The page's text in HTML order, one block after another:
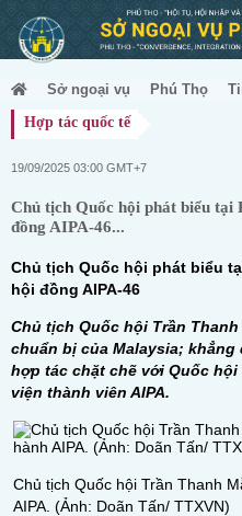
Sở ngoại vụ Phú Thọ
Hợp tác quốc tế
19/09/2025 03:00 GMT+7
Chủ tịch Quốc hội phát biểu tại
đồng AIPA-46...
Chủ tịch Quốc hội phát biểu
hội đồng AIPA-46
Chủ tịch Quốc hội Trần
chuẩn bị của Malaysia; khẳng
hợp tác chặt chẽ với Quốc
viện thành viên AIPA.
Chủ tịch Quốc hội Trần Thanh
AIPA. (Ảnh: Doãn Tấn/ TTXVN)